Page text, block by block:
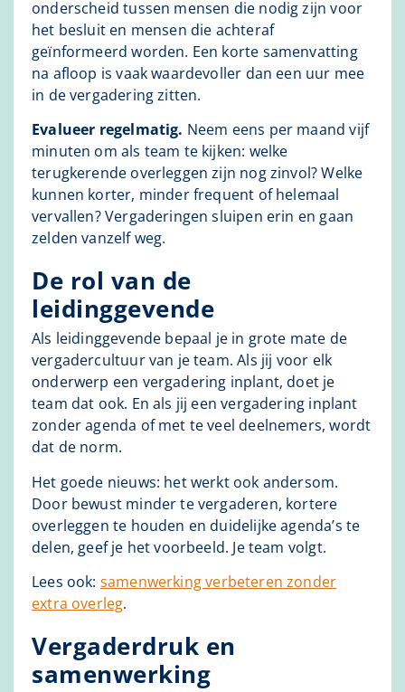
onderscheid tussen mensen die nodig zijn voor
het besluit en mensen die achteraf
geïnformeerd worden. Een korte samenvatting
na afloop is vaak waardevoller dan een uur mee
in de vergadering zitten.
Evalueer regelmatig. Neem eens per maand vijf
minuten om als team te kijken: welke
terugkerende overleggen zijn nog zinvol? Welke
kunnen korter, minder frequent of helemaal
vervallen? Vergaderingen sluipen erin en gaan
zelden vanzelf weg.
De rol van de
leidinggevende
Als leidinggevende bepaal je in grote mate de
vergadercultuur van je team. Als jij voor elk
onderwerp een vergadering inplant, doet je
team dat ook. En als jij een vergadering inplant
zonder agenda of met te veel deelnemers, wordt
dat de norm.
Het goede nieuws: het werkt ook andersom.
Door bewust minder te vergaderen, kortere
overleggen te houden en duidelijke agenda’s te
delen, geef je het voorbeeld. Je team volgt.
Lees ook: samenwerking verbeteren zonder
extra overleg.
Vergaderdruk en
samenwerking